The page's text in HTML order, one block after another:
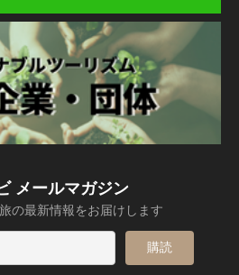
メールマガジン
の最新情報をお届けします